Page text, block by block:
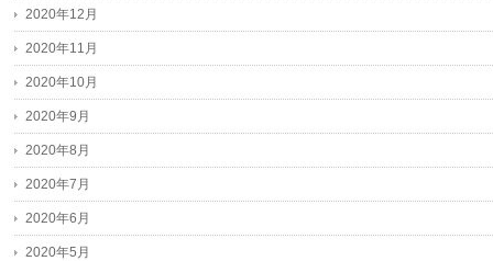
2020年12月
2020年11月
2020年10月
2020年9月
2020年8月
2020年7月
2020年6月
2020年5月